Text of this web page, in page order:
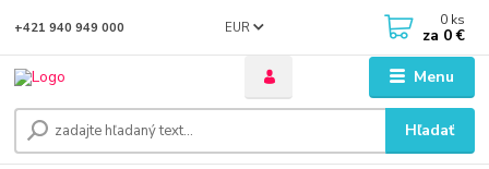
Menu
EUR
Hľadať
+421 940 949 000 0 ks
za 0 €